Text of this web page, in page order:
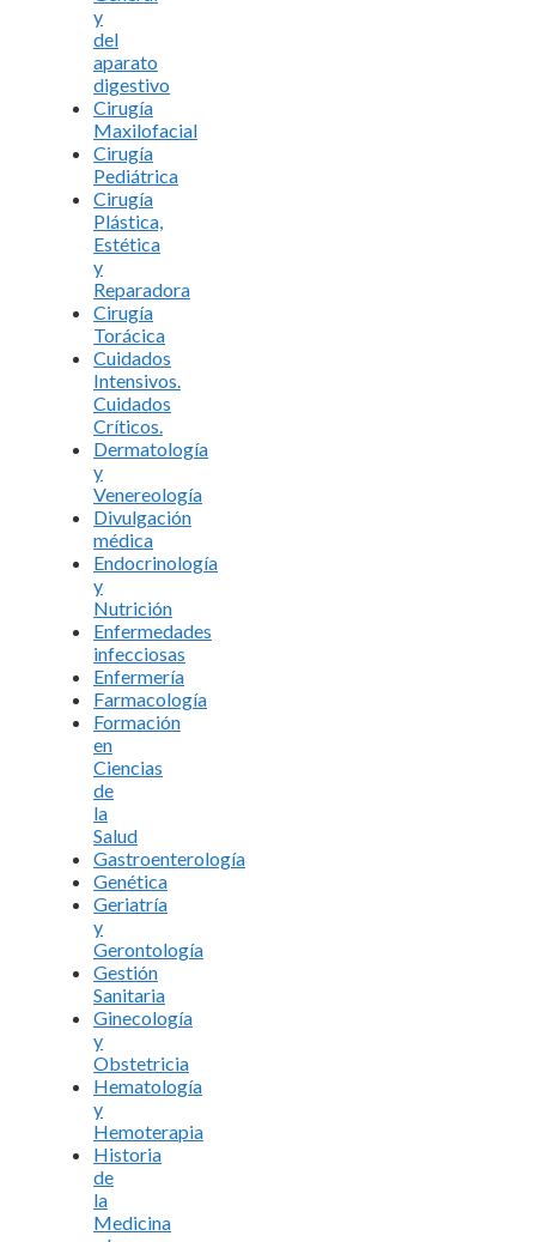
y
del
aparato
digestivo
Cirugía
Maxilofacial
Cirugía
Pediátrica
Cirugía
Plástica,
Estética
y
Reparadora
Cirugía
Torácica
Cuidados
Intensivos.
Cuidados
Críticos.
Dermatología
y
Venereología
Divulgación
médica
Endocrinología
y
Nutrición
Enfermedades
infecciosas
Enfermería
Farmacología
Formación
en
Ciencias
de
la
Salud
Gastroenterología
Genética
Geriatría
y
Gerontología
Gestión
Sanitaria
Ginecología
y
Obstetricia
Hematología
y
Hemoterapia
Historia
de
la
Medicina